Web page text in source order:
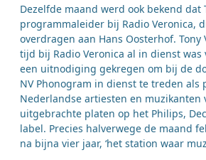
Dezelfde maand werd ook bekend dat
programmaleider bij Radio Veronica,
overdragen aan Hans Oosterhof. Tony
tijd bij Radio Veronica al in dienst was
een uitnodiging gekregen om bij de
NV Phonogram in dienst te treden als
Nederlandse artiesten en muzikanten
uitgebrachte platen op het Philips,
label. Precies halverwege de maand
na bijna vier jaar, ‘het station waar